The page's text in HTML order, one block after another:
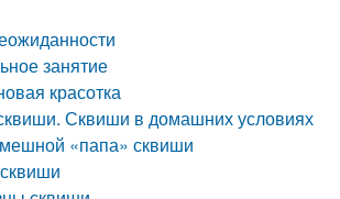
занятие
красотка
Сквиши в домашних условиях
«папа» сквиши